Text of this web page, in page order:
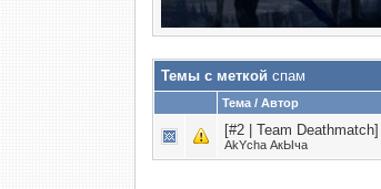
Темы с меткой спам
Тема / Автор
[#2 | Team Deathmatch]
AkYcha АкЫча